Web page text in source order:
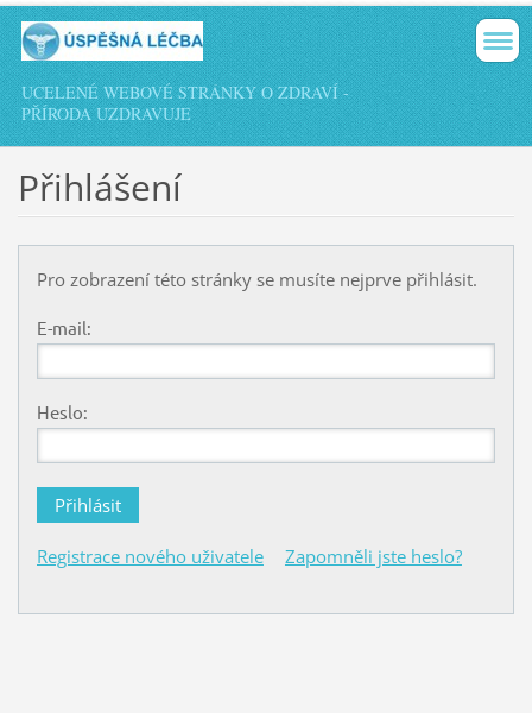
UCELENÉ WEBOVÉ STRÁNKY O ZDRAVÍ -
PŘÍRODA UZDRAVUJE
Přihlášení
Pro zobrazení této stránky se musíte nejprve přihlásit.
E-mail:
Heslo:
Registrace nového uživatele Zapomněli jste heslo?